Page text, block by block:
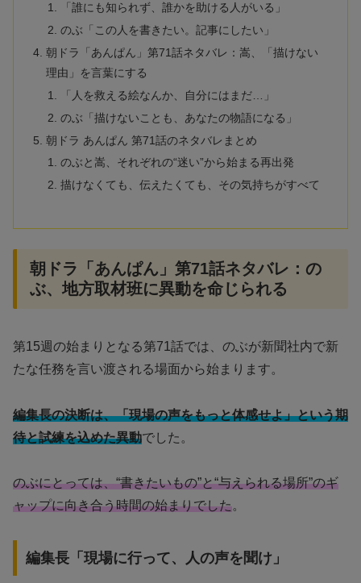
「誰にも知られず、誰かを助ける人がいる」
のぶ「この人を書きたい。記事にしたい」
朝ドラ「あんぱん」第71話ネタバレ：嵩、「描けない
理由」を言葉にする
「人を救える絵なんか、自分にはまだ…」
のぶ「描けないことも、あなたの物語になる」
朝ドラ あんぱん 第71話のネタバレまとめ
のぶと嵩、それぞれの“迷い”から始まる再出発
描けなくても、伝えたくても、その気持ちがすべて
朝ドラ「あんぱん」第71話ネタバレ：の
ぶ、地方取材班に異動を命じられる
第15週の始まりとなる第71話では、のぶが新聞社内で新
たな任務を言い渡される場面から始まります。
編集長の決断は、「現場の声をもっと体感せよ」という期
待と試練を込めた異動でした。
のぶにとっては、“書きたいもの”と“与えられる場所”のギ
ャップに向き合う時間の始まりでした。
編集長「現場に行って、人の声を聞け」